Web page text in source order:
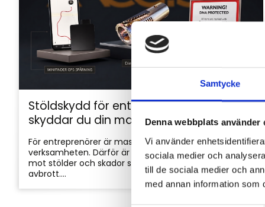
Samtycke
Denna webbplats använder
Vi använder
sociala medier och
till de sociala medier och
med annan information som
Stöldskydd för entreprenadmaskiner: så
skyddar du din maskin och utrustning
För entreprenörer är maskinerna hjärtat i
verksamheten. Därför är det viktigt att skydda dem
mot stölder och skador som kan orsaka kostsamma
avbrott....